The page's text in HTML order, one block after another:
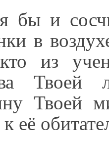
бы и
в
из
Твоей
её